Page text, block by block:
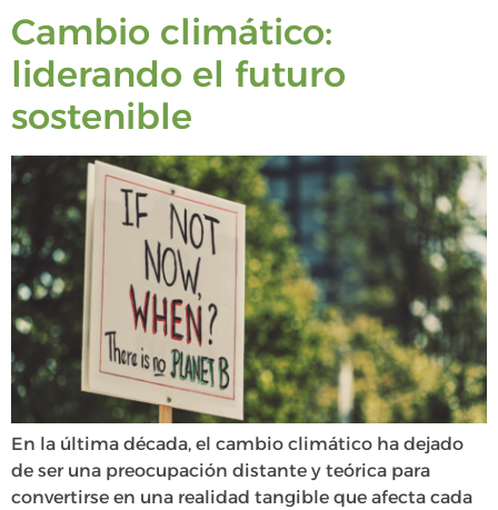
Cambio climático:
liderando el futuro
sostenible
En la última década, el cambio climático ha dejado
de ser una preocupación distante y teórica para
convertirse en una realidad tangible que afecta cada